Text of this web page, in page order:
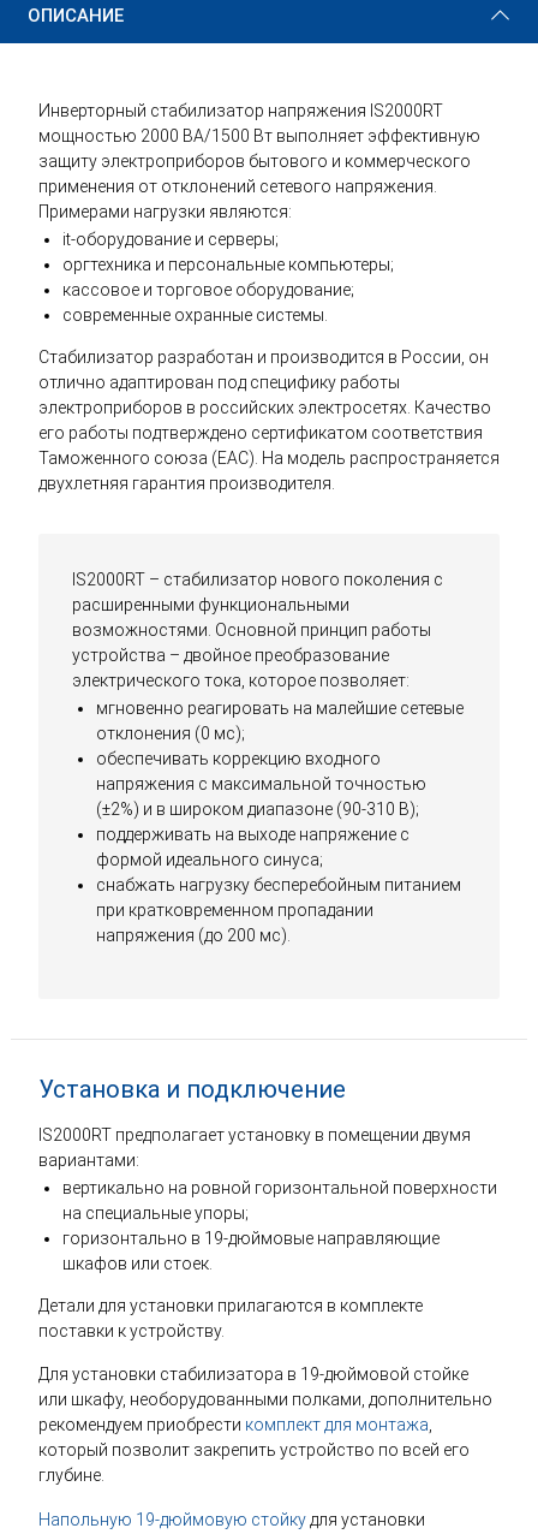
ОПИСАНИЕ
Инверторный стабилизатор напряжения IS2000RT
мощностью 2000 ВА/1500 Вт выполняет эффективную
защиту электроприборов бытового и коммерческого
применения от отклонений сетевого напряжения.
Примерами нагрузки являются:
it-оборудование и серверы;
оргтехника и персональные компьютеры;
кассовое и торговое оборудование;
современные охранные системы.
Стабилизатор разработан и производится в России, он
отлично адаптирован под специфику работы
электроприборов в российских электросетях. Качество
его работы подтверждено сертификатом соответствия
Таможенного союза (EAC). На модель распространяется
двухлетняя гарантия производителя.
IS2000RT – стабилизатор нового поколения с
расширенными функциональными
возможностями. Основной принцип работы
устройства – двойное преобразование
электрического тока, которое позволяет:
мгновенно реагировать на малейшие сетевые
отклонения (0 мс);
обеспечивать коррекцию входного
напряжения с максимальной точностью
(±2%) и в широком диапазоне (90-310 В);
поддерживать на выходе напряжение с
формой идеального синуса;
снабжать нагрузку бесперебойным питанием
при кратковременном пропадании
напряжения (до 200 мс).
Установка и подключение
IS2000RT предполагает установку в помещении двумя
вариантами:
вертикально на ровной горизонтальной поверхности
на специальные упоры;
горизонтально в 19-дюймовые направляющие
шкафов или стоек.
Детали для установки прилагаются в комплекте
поставки к устройству.
Для установки стабилизатора в 19-дюймовой стойке
или шкафу, необорудованными полками, дополнительно
рекомендуем приобрести комплект для монтажа,
который позволит закрепить устройство по всей его
глубине.
Напольную 19-дюймовую стойку для установки